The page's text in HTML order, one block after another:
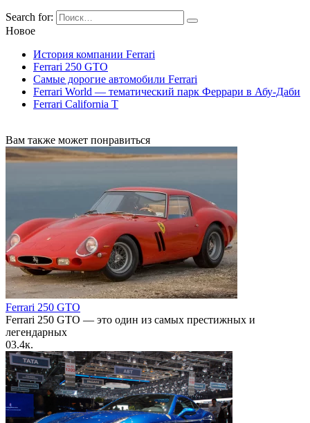
Search for:
Новое
История компании Ferrari
Ferrari 250 GTO
Самые дорогие автомобили Ferrari
Ferrari World — тематический парк Феррари в Абу-Даби
Ferrari California T
Вам также может понравиться
Ferrari 250 GTO
Ferrari 250 GTO — это один из самых престижных и
легендарных
03.4к.